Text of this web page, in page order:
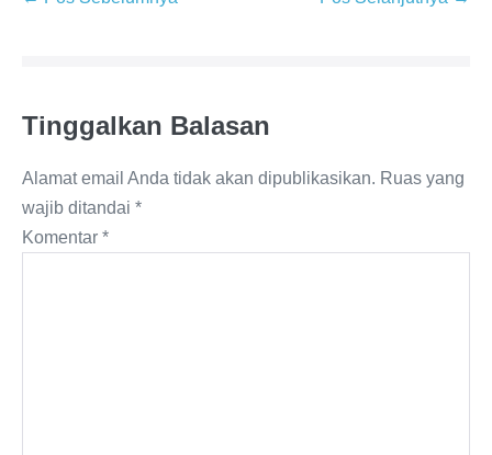
Tinggalkan Balasan
Alamat email Anda tidak akan dipublikasikan. Ruas yang
wajib ditandai *
Komentar *